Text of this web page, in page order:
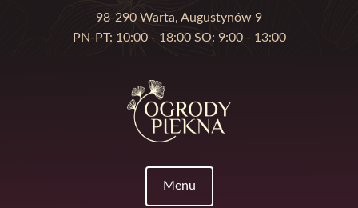
98-290 Warta, Augustynów 9
PN-PT: 10:00 - 18:00 SO: 9:00 - 13:00
Menu